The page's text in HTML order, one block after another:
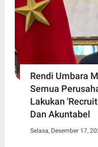
Rendi Umbara
Semua
Lakukan
Dan Akuntabel
Selasa, Desember 17,